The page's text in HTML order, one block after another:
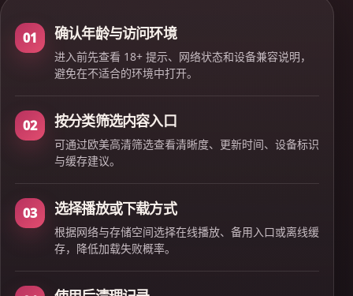
01 确认年龄与访问环境
进入前先查看 18+ 提示、网络状态和设备兼容说明，
避免在不适合的环境中打开。
02 按分类筛选内容入口
可通过欧美高清筛选查看清晰度、更新时间、设备标识
与缓存建议。
03 选择播放或下载方式
根据网络与存储空间选择在线播放、备用入口或离线缓
存，降低加载失败概率。